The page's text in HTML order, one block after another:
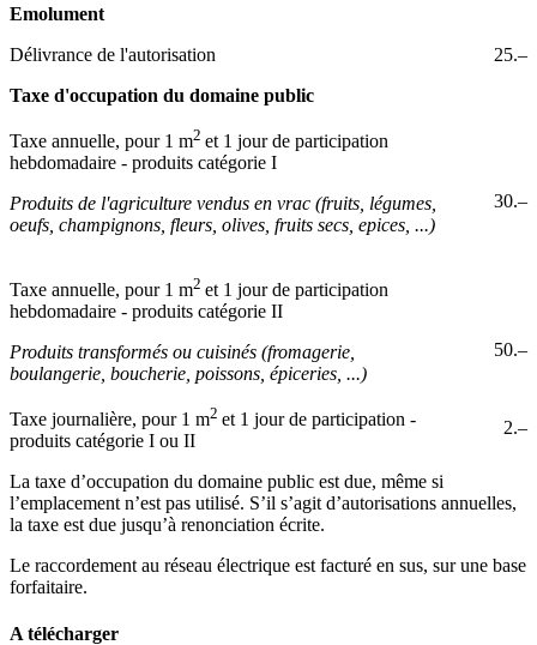
Emolument
Délivrance de l'autorisation
25.–
Taxe d'occupation du domaine public
Taxe annuelle, pour 1 m2 et 1 jour de participation
hebdomadaire - produits catégorie I
Produits de l'agriculture vendus en vrac (fruits, légumes,
oeufs, champignons, fleurs, olives, fruits secs, epices, ...)
30.–
Taxe annuelle, pour 1 m2 et 1 jour de participation
hebdomadaire - produits catégorie II
Produits transformés ou cuisinés (fromagerie,
boulangerie, boucherie, poissons, épiceries, ...)
50.–
Taxe journalière, pour 1 m2 et 1 jour de participation -
produits catégorie I ou II
2.–
La taxe d’occupation du domaine public est due, même si
l’emplacement n’est pas utilisé. S’il s’agit d’autorisations annuelles,
la taxe est due jusqu’à renonciation écrite.
Le raccordement au réseau électrique est facturé en sus, sur une base
forfaitaire.
A télécharger